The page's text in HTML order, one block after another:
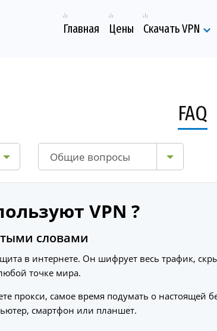
Главная Цены Скачать VPN
FAQ
Общие вопросы
VPN ?
словами
в интернете. Он шифрует весь трафик,
точке мира.
прокси, самое время подумать о настоящей
смартфон или планшет.